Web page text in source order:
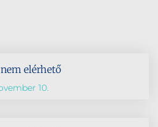
elérhető
10.